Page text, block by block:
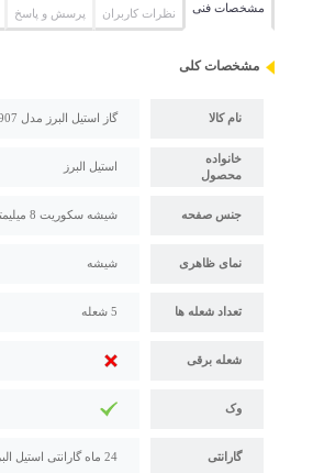
مشخصات فنی نظرات کاربران پرسش و پاسخ
مشخصات کلی
نام کالا گاز استیل البرز مدل G-5907 راست
خانواده
محصول
استیل البرز
جنس صفحه شیشه سکوریت 8 میلیمتر شات ایتالیا
نمای ظاهری شیشه
تعداد شعله ها 5 شعله
شعله برقی
وک
گارانتی 24 ماه گارانتی استیل البرز